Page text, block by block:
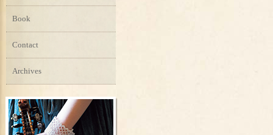
Book
Contact
Archives